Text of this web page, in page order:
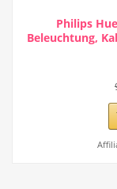
Philips
Beleuchtung,